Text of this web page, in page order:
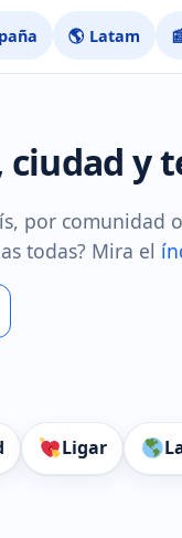
🌎 Latam
ciudad y
por comunidad
todas? Mira el
Ligar